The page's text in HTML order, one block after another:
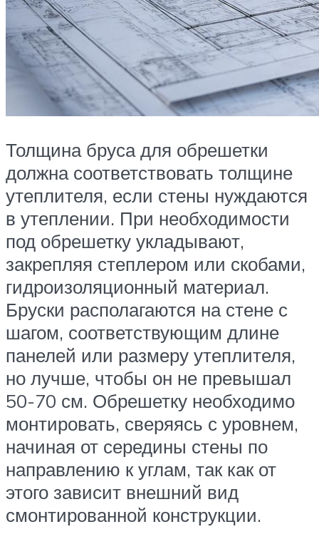
Толщина бруса для обрешетки
должна соответствовать толщине
утеплителя, если стены нуждаются
в утеплении. При необходимости
под обрешетку укладывают,
закрепляя степлером или скобами,
гидроизоляционный материал.
Бруски располагаются на стене с
шагом, соответствующим длине
панелей или размеру утеплителя,
но лучше, чтобы он не превышал
50-70 см. Обрешетку необходимо
монтировать, сверяясь с уровнем,
начиная от середины стены по
направлению к углам, так как от
этого зависит внешний вид
смонтированной конструкции.